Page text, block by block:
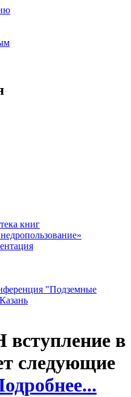
книг
"Подземные
в
следующие